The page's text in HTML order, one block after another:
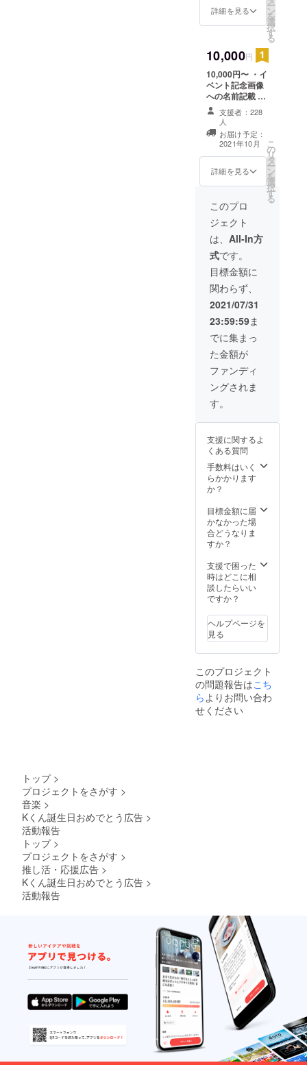
カードデータ
詳細を見る ー
ン
を
選
択
す
る
10,000円
10,000円〜 ・イ
ベント記念画像
への名前記載 ・
ステッカーシー
ル送付 ・缶バッ
ジ送付 ・キーホ
ルダー送付 ・
カップホルダー
・サンキュー
カードデータ
にて送付いたし
支援者：228
人
お届け予定：
2021年10月
詳細を見る
こ
の
リ
タ
ー
ン
を
選
択
す
る
このプロ
ジェクト
は、 All-In方
式です。
目標金額に
関わらず、
2021/07/31
23:59:59ま
でに集まっ
た金額が
ファンディ
ングされま
す。
支援に関するよ
くある質問
手数料はいく
らかかります
か？
目標金額に届
かなかった場
合どうなりま
すか？
支援で困った
時はどこに相
談したらいい
ですか？
ヘルプページを
見る
このプロジェクト
の問題報告はこち
ら よりお問い合わ
せください
トップ >
プロジェクトをさがす >
音楽 >
Kくん誕生日おめでとう広告 >
活動報告
トップ >
プロジェクトをさがす >
推し活・応援広告 >
Kくん誕生日おめでとう広告 >
活動報告